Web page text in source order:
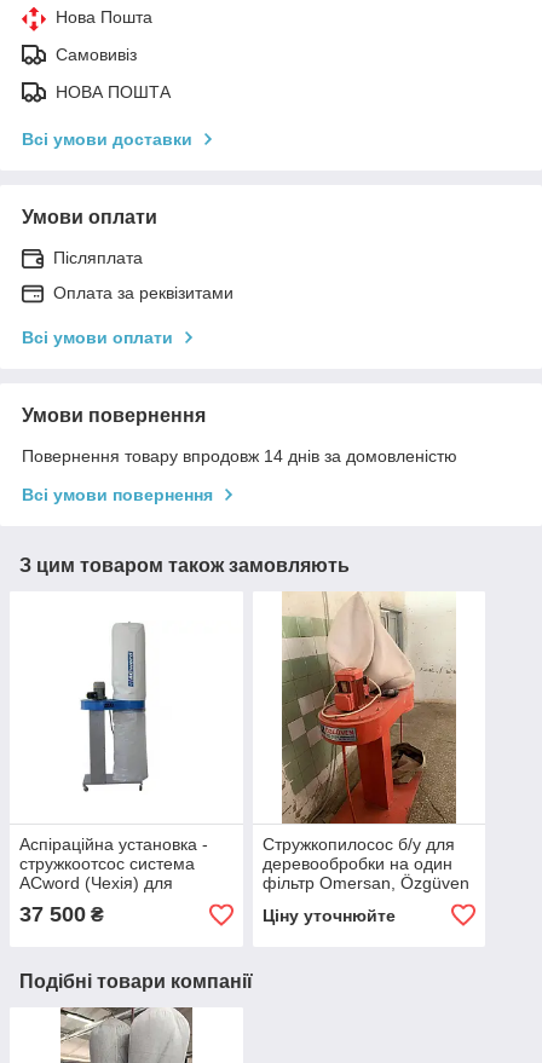
Нова Пошта
Самовивіз
НОВА ПОШТА
Всі умови доставки
Умови оплати
Післяплата
Оплата за реквізитами
Всі умови оплати
Умови повернення
Повернення товару впродовж 14 днів за домовленістю
Всі умови повернення
З цим товаром також замовляють
Аспіраційна установка -
стружкоотсос система
ACword (Чехія) для
промислової аспірації
37 500 ₴
Стружкопилосос б/у для
деревообробки на один
фільтр Omersan, Özgüven
Ціну уточнюйте
Подібні товари компанії